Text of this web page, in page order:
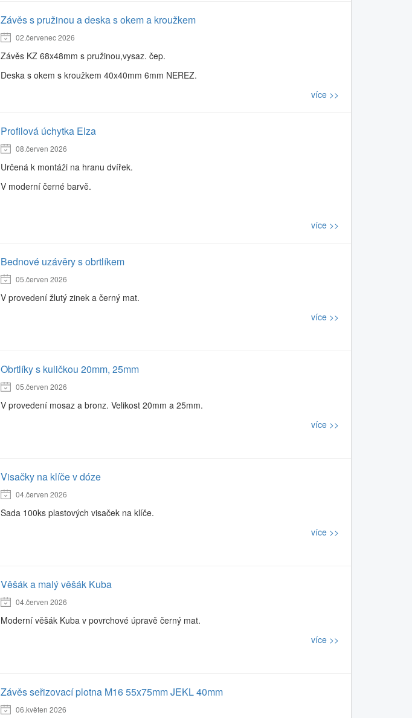
Závěs s pružinou a deska s okem a kroužkem
02.červenec 2026
Závěs KZ 68x48mm s pružinou,vysaz. čep.
Deska s okem s kroužkem 40x40mm 6mm NEREZ.
více >>
Profilová úchytka Elza
08.červen 2026
Určená k montáži na hranu dvířek.
V moderní černé barvě.
více >>
Bednové uzávěry s obrtlíkem
05.červen 2026
V provedení žlutý zinek a černý mat.
více >>
Obrtlíky s kuličkou 20mm, 25mm
05.červen 2026
V provedení mosaz a bronz. Velikost 20mm a 25mm.
více >>
Visačky na klíče v dóze
04.červen 2026
Sada 100ks plastových visaček na klíče.
více >>
Věšák a malý věšák Kuba
04.červen 2026
Moderní věšák Kuba v povrchové úpravě černý mat.
více >>
Závěs seřizovací plotna M16 55x75mm JEKL 40mm
06.květen 2026